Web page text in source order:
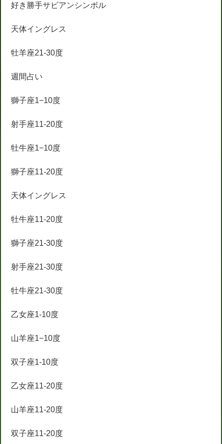
好き勝手サビアンシンボル
天体イングレス
牡羊座21-30度
週間占い
獅子座1−10度
射手座11-20度
牡牛座1−10度
獅子座11-20度
天体イングレス
牡牛座11-20度
獅子座21-30度
射手座21-30度
牡牛座21-30度
乙女座1-10度
山羊座1−10度
双子座1-10度
乙女座11-20度
山羊座11-20度
双子座11-20度